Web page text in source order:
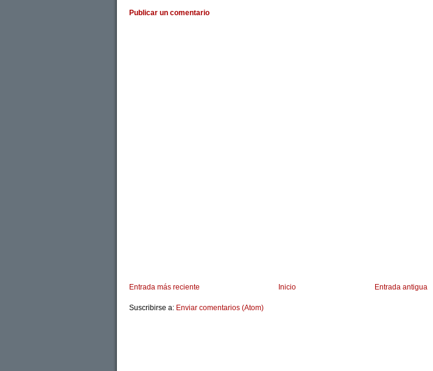
Publicar un comentario
Entrada más reciente Entrada antigua
Inicio
Suscribirse a: Enviar comentarios (Atom)